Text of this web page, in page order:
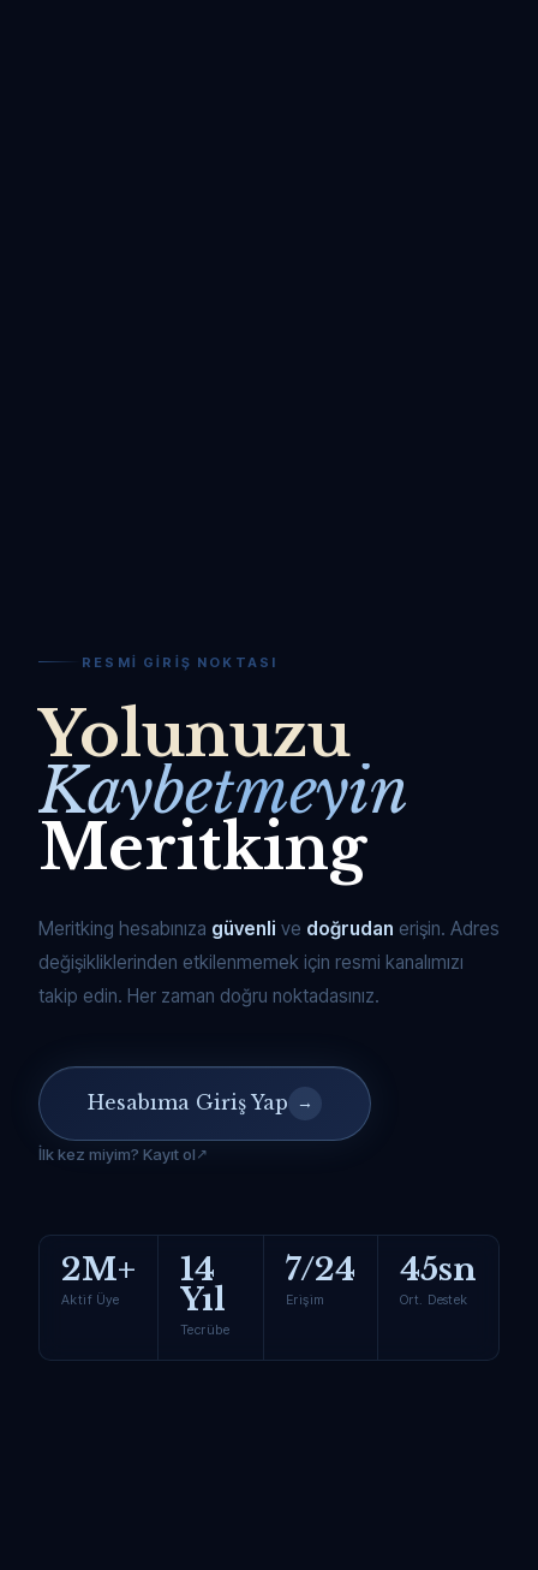
RESMI GIRIŞ NOKTASI
Yolunuzu
Kaybetmeyin
Meritking
Meritking hesabınıza güvenli ve doğrudan erişin. Adres
değişikliklerinden etkilenmemek için resmi kanalımızı
takip edin. Her zaman doğru noktadasınız.
Hesabıma Giriş Yap →
İlk kez miyim? Kayıt ol
2M+
Aktif Üye
14
Yıl
Tecrübe
7/24
Erişim
45sn
Ort. Destek